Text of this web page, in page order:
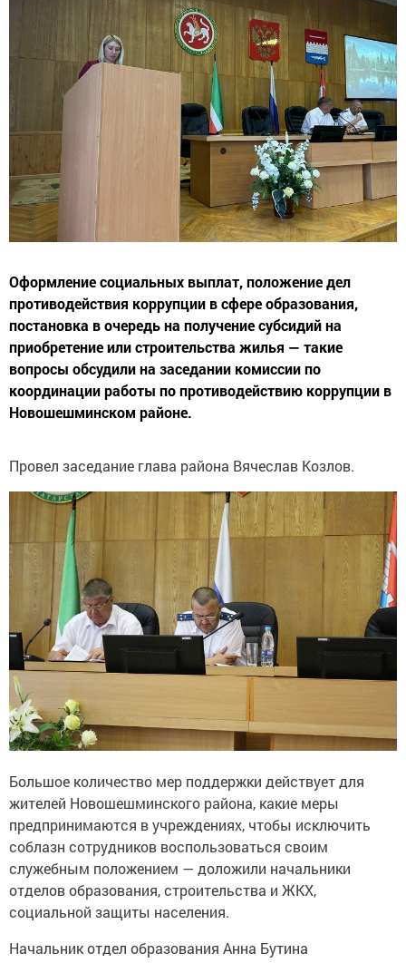
Оформление социальных выплат, положение дел
противодействия коррупции в сфере образования,
постановка в очередь на получение субсидий на
приобретение или строительства жилья — такие
вопросы обсудили на заседании комиссии по
координации работы по противодействию коррупции в
Новошешминском районе.
Провел заседание глава района Вячеслав Козлов.
Большое количество мер поддержки действует для
жителей Новошешминского района, какие меры
предпринимаются в учреждениях, чтобы исключить
соблазн сотрудников воспользоваться своим
служебным положением — доложили начальники
отделов образования, строительства и ЖКХ,
социальной защиты населения.
Начальник отдел образования Анна Бутина